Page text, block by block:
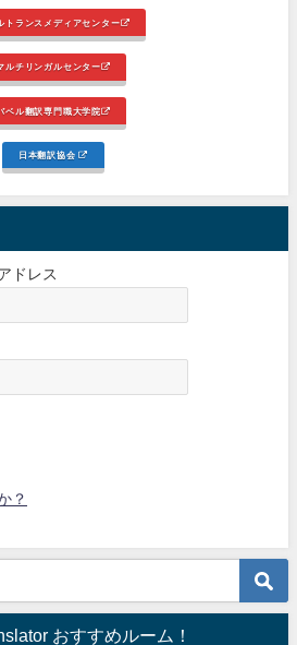
トランスメディアセンター
ルチリンガルセンター
ベル翻訳専門職大学院
日本翻訳協会
ドレス
？
おすすめルーム！